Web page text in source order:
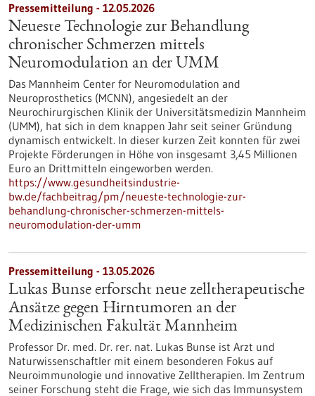
Pressemitteilung - 12.05.2026
Neueste Technologie zur Behandlung
chronischer Schmerzen mittels
Neuromodulation an der UMM
Das Mannheim Center for Neuromodulation and
Neuroprosthetics (MCNN), angesiedelt an der
Neurochirurgischen Klinik der Universitätsmedizin Mannheim
(UMM), hat sich in dem knappen Jahr seit seiner Gründung
dynamisch entwickelt. In dieser kurzen Zeit konnten für zwei
Projekte Förderungen in Höhe von insgesamt 3,45 Millionen
Euro an Drittmitteln eingeworben werden.
https://www.gesundheitsindustrie-
bw.de/fachbeitrag/pm/neueste-technologie-zur-
behandlung-chronischer-schmerzen-mittels-
neuromodulation-der-umm
Pressemitteilung - 13.05.2026
Lukas Bunse erforscht neue zelltherapeutische
Ansätze gegen Hirntumoren an der
Medizinischen Fakultät Mannheim
Professor Dr. med. Dr. rer. nat. Lukas Bunse ist Arzt und
Naturwissenschaftler mit einem besonderen Fokus auf
Neuroimmunologie und innovative Zelltherapien. Im Zentrum
seiner Forschung steht die Frage, wie sich das Immunsystem